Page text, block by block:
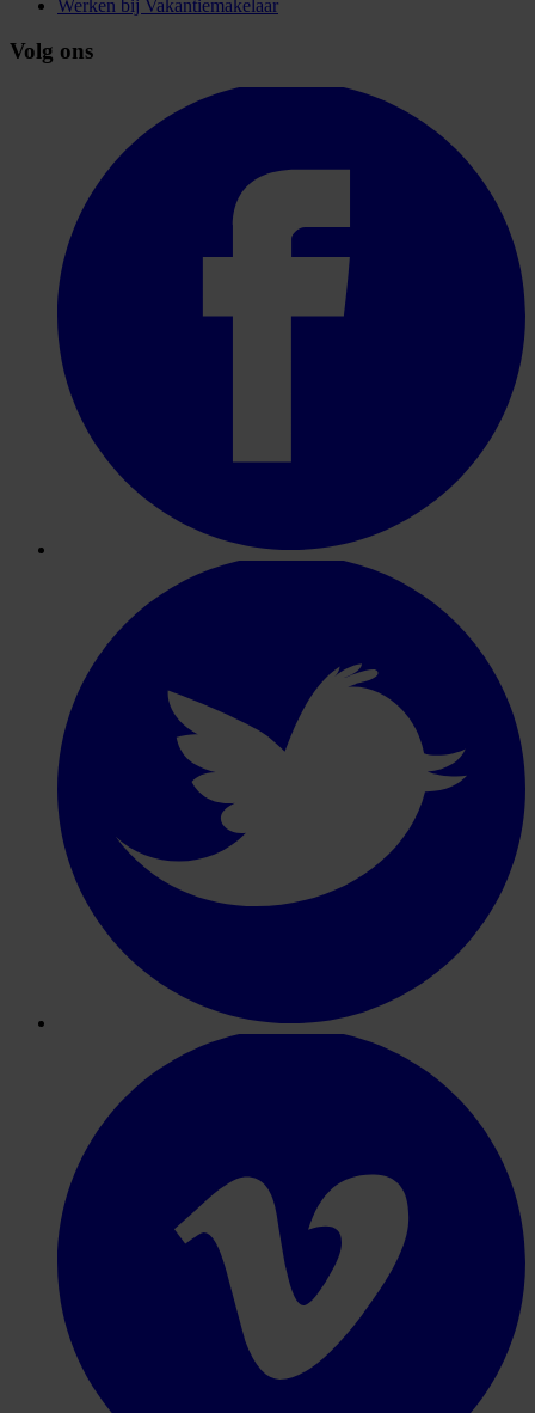
Werken bij Vakantiemakelaar
Volg ons